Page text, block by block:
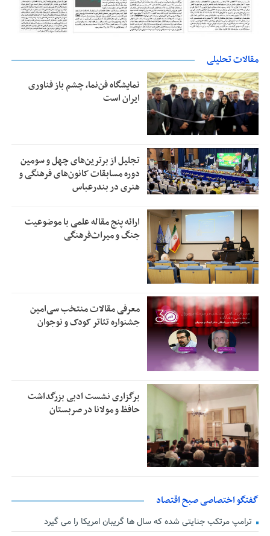
مقالات تحلیلی
نمایشگاه فن‌نما، چشم باز فناوری
ایران است
تجلیل از بر‌ترین‌های چهل و سومین
دوره مسابقات کانون‌های فرهنگی و
هنری در بندرعباس
ارائه پنج مقاله علمی با موضوعیت
جنگ و میراث‌فرهنگی
معرفی مقالات منتخب سی‌امین
جشنواره تئاتر کودک و نوجوان
برگزاری نشست ادبی بزرگداشت
حافظ و مولانا در صربستان
گفتگو اختصاصی صبح اقتصاد
ترامپ مرتکب جنایتی شده که سال ها گریبان امریکا را می گیرد